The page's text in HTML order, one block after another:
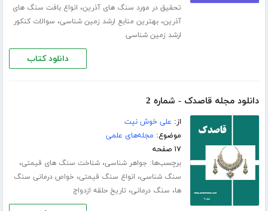
تحقیق در مورد سنگ های آذرین، انواع بافت سنگ های
آذرین،بهترین منابع ارشد زمین شناسی، سوالات کنکور
ارشد زمین شناسی
دانلود کتاب
دانلود مجله قاصدک - شماره 2
از: علی خوش نیت
موضوع: مجله‌های علمی
۱۷ صفحه
برچسب‌ها: جواهر شناسی،شناخت سنگ های قیمتی،
سنگ شناسی، انواع سنگ قیمتی، خواص درمانی سنگ
ها، سنگ درمانی، تاریخ حلقه ازدواج